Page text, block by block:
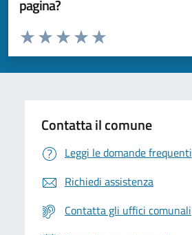
pagina?
Valuta da 1 a 5 stelle la pagina
Valuta 5 stelle su 5
Valuta 4 stelle su 5
Valuta 3 stelle su 5
Valuta 2 stelle su 5
Valuta 1 stelle su 5
Contatta il comune
Leggi le domande frequenti
Richiedi assistenza
Contatta gli uffici comunali